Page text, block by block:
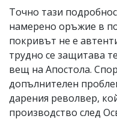
Точно тази
намерено оръжие в
покривът не е
трудно се защитава
вещ на Апостола.
допълнителен
дарения револвер,
производство след